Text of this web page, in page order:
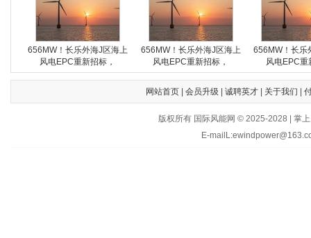
656MW！长乐外海J区海上
风电EPC重新招标，
656MW！长乐外海J区海上
风电EPC重新招标，
656MW！长乐
风电EPC重
网站首页| 会员升级 诚聘英才| 关于我们
版权所有 国际风能网 © 2025-2028 | 掌
E-